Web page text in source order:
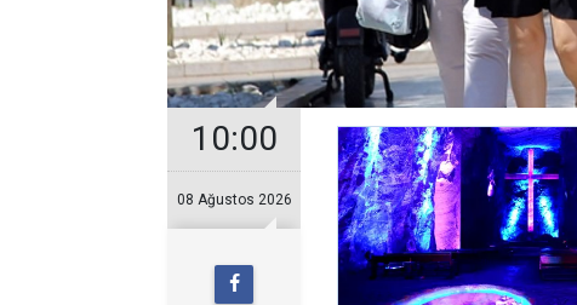
10:00
08 Ağustos 2026